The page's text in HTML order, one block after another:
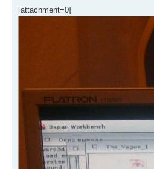
[attachment=0]